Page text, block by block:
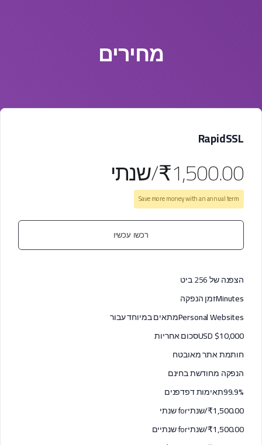
מחירים
RapidSSL
₹1,500.00/שנתי
Save more money with an annual term
רכשו עכשיו
הצפנה של 256 ביט
Minutesזמן הנפקה
Personal Websitesמתאים במיוחד עבור
USD $10,000סכום אחריות
חותמת אתר מאובטח
הנפקה מחודשת בחינם
99.9%תאימות דפדפנים
₹1,500.00/שנתי
for שנתי
₹1,500.00/שנתי
for שנתיים